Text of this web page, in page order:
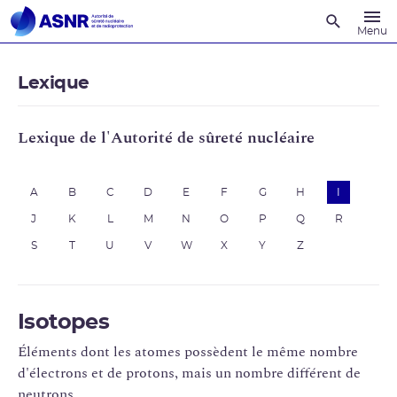
Menu
Lexique
Lexique de l'Autorité de sûreté nucléaire
A B C D E F G H
J K M N O P Q R
S U V W X Y Z
Isotopes
Éléments dont les atomes possèdent le même nombre
d'électrons et de protons, mais un nombre différent de